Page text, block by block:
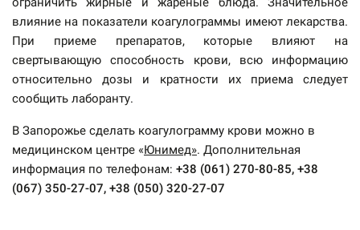
влияние на показатели коагулограммы имеют лекарства.
При приеме препаратов, которые влияют на
свертывающую способность крови, всю информацию
относительно дозы и кратности их приема следует
сообщить лаборанту.
В Запорожье сделать коагулограмму крови можно в
медицинском центре «Юнимед». Дополнительная
информация по телефонам: +38 (061) 270-80-85, +38
(067) 350-27-07, +38 (050) 320-27-07